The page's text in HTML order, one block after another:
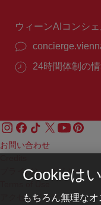
ウィーンAIコンシェ
24時間体制の
お問い合わせ
プライバシーポリシー
アクセシビリティ
Cookieは
もちろん無理な